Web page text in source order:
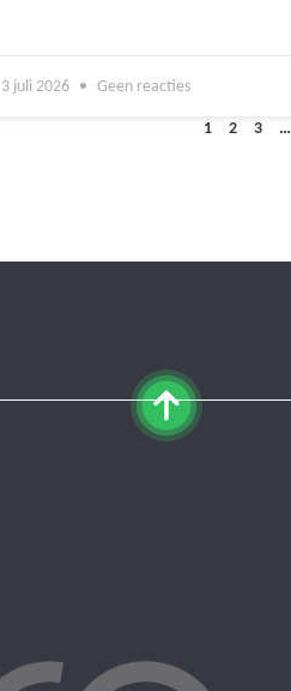
3 juli 2026 Geen reacties
1 2 3 …